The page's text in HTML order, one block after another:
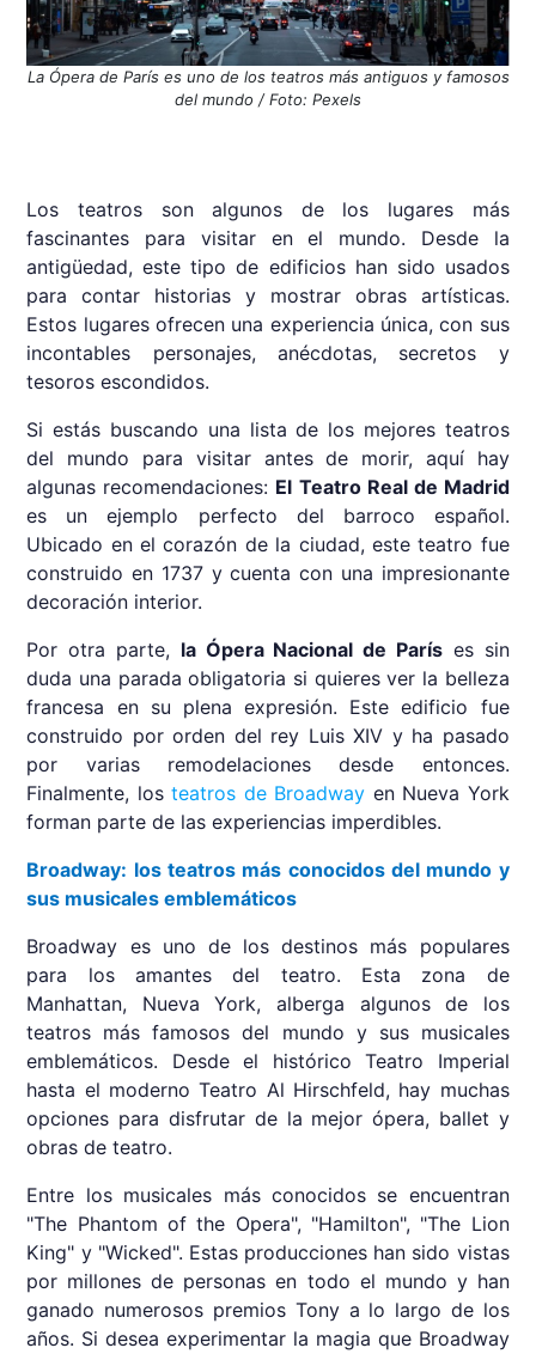
La Ópera de París es uno de los teatros más antiguos y famosos
del mundo / Foto: Pexels
Los teatros son algunos de los lugares más
fascinantes para visitar en el mundo. Desde la
antigüedad, este tipo de edificios han sido usados
para contar historias y mostrar obras artísticas.
Estos lugares ofrecen una experiencia única, con sus
incontables personajes, anécdotas, secretos y
tesoros escondidos.
Si estás buscando una lista de los mejores teatros
del mundo para visitar antes de morir, aquí hay
algunas recomendaciones: El Teatro Real de Madrid
es un ejemplo perfecto del barroco español.
Ubicado en el corazón de la ciudad, este teatro fue
construido en 1737 y cuenta con una impresionante
decoración interior.
Por otra parte, la Ópera Nacional de París es sin
duda una parada obligatoria si quieres ver la belleza
francesa en su plena expresión. Este edificio fue
construido por orden del rey Luis XIV y ha pasado
por varias remodelaciones desde entonces.
Finalmente, losteatros de Broadway en Nueva York
forman parte de las experiencias imperdibles.
Broadway: los teatros más conocidos del mundo y
sus musicales emblemáticos
Broadway es uno de los destinos más populares
para los amantes del teatro. Esta zona de
Manhattan, Nueva York, alberga algunos de los
teatros más famosos del mundo y sus musicales
emblemáticos. Desde el histórico Teatro Imperial
hasta el moderno Teatro Al Hirschfeld, hay muchas
opciones para disfrutar de la mejor ópera, ballet y
obras de teatro.
Entre los musicales más conocidos se encuentran
"The Phantom of the Opera", "Hamilton", "The Lion
King" y "Wicked". Estas producciones han sido vistas
por millones de personas en todo el mundo y han
ganado numerosos premios Tony a lo largo de los
años. Si desea experimentar la magia que Broadway